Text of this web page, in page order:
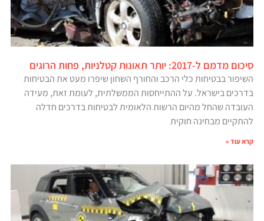
סיכום מדמם ל-2017: יותר תאונות קטלניות, פחות הרוגים
השיפור בבטיחות כלי הרכב והחורף השחון שיפרו מעט את הבטיחות
בדרכים בישראל. על ההתייחסות הממשלתית, לעומת זאת, מעידה
העובדה שהחל מהיום הרשות הלאומית לבטיחות בדרכים חדלה
להתקיים מבחינה חוקית
קרא עוד »